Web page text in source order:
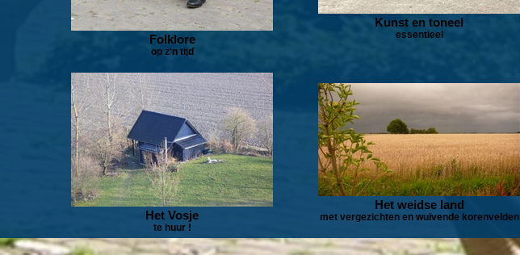
Folklore
op z'n tijd
Kunst en toneel
essentieel
Het Vosje
te huur !
Het weidse land
met vergezichten en wuivende korenvelden